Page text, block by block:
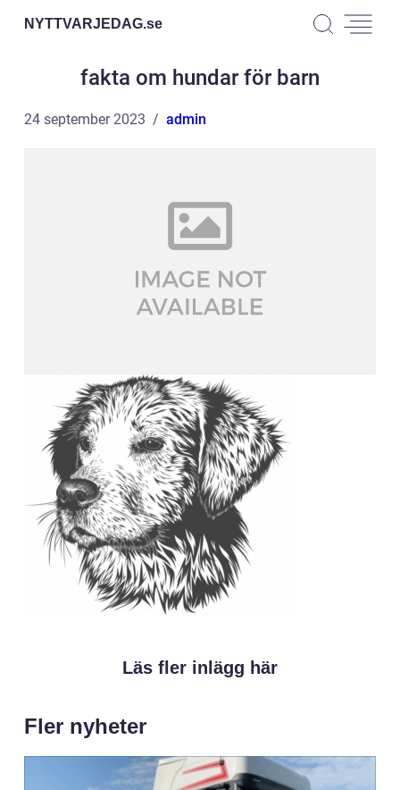
NYTTVARJEDAG.se
fakta om hundar för barn
24 september 2023 admin
Läs fler inlägg här
Fler nyheter